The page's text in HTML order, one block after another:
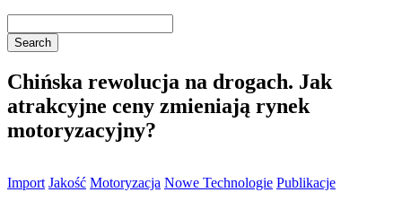
Chińska rewolucja na drogach. Jak
atrakcyjne ceny zmieniają rynek
motoryzacyjny?
Import Jakość Motoryzacja Nowe Technologie Publikacje